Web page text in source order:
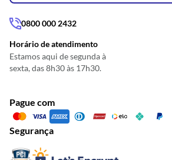
0800 000 2432
Horário de atendimento
Estamos aqui de segunda à
sexta, das 8h30 às 17h30.
Pague com
Segurança